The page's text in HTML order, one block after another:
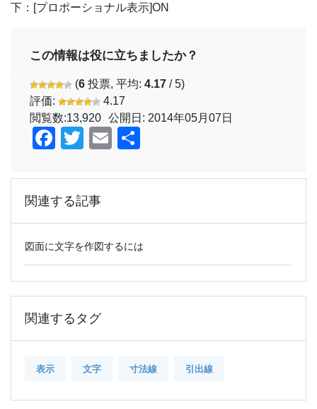
下：[プロポーショナル表示]ON
この情報は役に立ちましたか？
(6 投票, 平均: 4.17 / 5)
評価:
4.17
閲覧数:13,920 公開日: 2014年05月07日
Facebook
TwitterEmail
関連する記事
図面に文字を作図するには
関連するタグ
表示 文字 寸法線 引出線